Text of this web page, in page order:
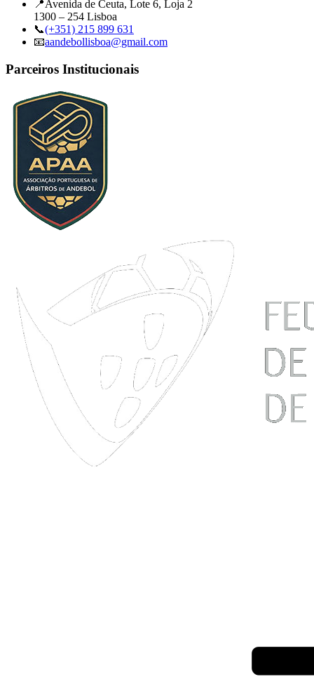
📍Avenida de Ceuta, Lote 6, Loja 2
1300 – 254 Lisboa
📞(+351) 215 899 631
📧aandebollisboa@gmail.com
Parceiros Institucionais